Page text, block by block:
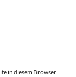
in diesem Browser